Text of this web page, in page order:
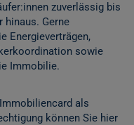
zuverlässig bis
hinaus. Gerne
Energieverträgen,
sowie
Immobilie.
als
können Sie hier